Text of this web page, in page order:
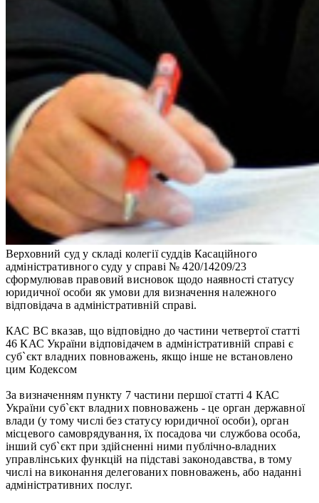
Верховний суд у складі колегії суддів Касаційного
адміністративного суду у справі № 420/14209/23
сформулював правовий висновок щодо наявності статусу
юридичної особи як умови для визначення належного
відповідача в адміністративній справі.
КАС ВС вказав, що відповідно до частини четвертої статті
46 КАС України відповідачем в адміністративній справі є
суб`єкт владних повноважень, якщо інше не встановлено
цим Кодексом
За визначенням пункту 7 частини першої статті 4 КАС
України суб`єкт владних повноважень - це орган державної
влади (у тому числі без статусу юридичної особи), орган
місцевого самоврядування, їх посадова чи службова особа,
інший суб`єкт при здійсненні ними публічно-владних
управлінських функцій на підставі законодавства, в тому
числі на виконання делегованих повноважень, або наданні
адміністративних послуг.